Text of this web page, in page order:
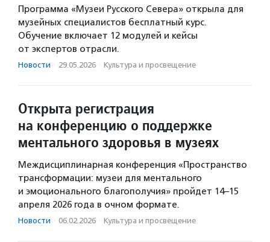
Программа «Музеи Русского Севера» открыла для
музейных специалистов бесплатный курс.
Обучение включает 12 модулей и кейсы
от экспертов отрасли.
Новости · 29.05.2026 · Культура и просвещение
Открыта регистрация
на конференцию о поддержке
ментального здоровья в музеях
Междисциплинарная конференция «Пространство
трансформации: музеи для ментального
и эмоционального благополучия» пройдет 14–15
апреля 2026 года в очном формате.
Новости · 06.02.2026 · Культура и просвещение